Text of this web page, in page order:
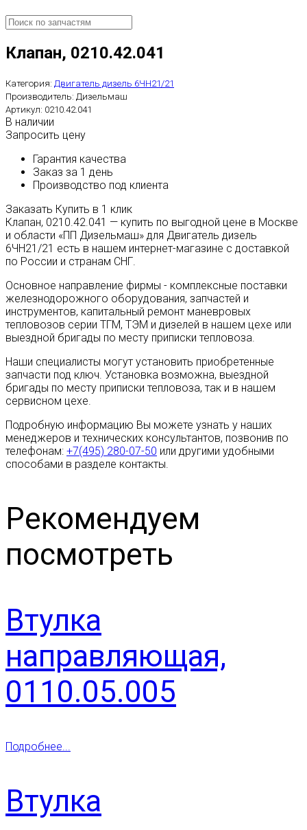
Клапан, 0210.42.041
Категория: Двигатель дизель 6ЧН21/21
Производитель: Дизельмаш
Артикул: 0210.42.041
В наличии
Запросить цену
Гарантия качества
Заказ за 1 день
Производство под клиента
Заказать Купить в 1 клик
Клапан, 0210.42.041 — купить по выгодной цене в Москве
и области «ПП Дизельмаш» для Двигатель дизель
6ЧН21/21 есть в нашем интернет-магазине с доставкой
по России и странам СНГ.
Основное направление фирмы - комплексные поставки
железнодорожного оборудования, запчастей и
инструментов, капитальный ремонт маневровых
тепловозов серии ТГМ, ТЭМ и дизелей в нашем цехе или
выездной бригады по месту приписки тепловоза.
Наши специалисты могут установить приобретенные
запчасти под ключ. Установка возможна, выездной
бригады по месту приписки тепловоза, так и в нашем
сервисном цехе.
Подробную информацию Вы можете узнать у наших
менеджеров и технических консультантов, позвонив по
телефонам: +7(495) 280-07-50 или другими удобными
способами в разделе контакты.
Рекомендуем
посмотреть
Втулка
направляющая,
0110.05.005
Подробнее...
Втулка